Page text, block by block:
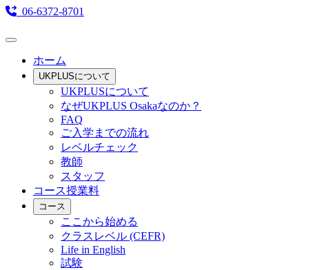
06-6372-8701
ホーム
UKPLUSについて
UKPLUSについて
なぜUKPLUS Osakaなのか？
FAQ
ご入学までの流れ
レベルチェック
教師
スタッフ
コース授業料
コース
ここから始める
クラスレベル (CEFR)
Life in English
試験